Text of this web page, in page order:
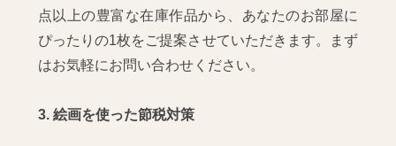
点以上の豊富な在庫作品から、あなたのお部屋に
ぴったりの1枚をご提案させていただきます。まず
はお気軽にお問い合わせください。
3. 絵画を使った節税対策